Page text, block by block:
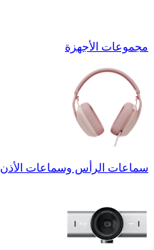
مجموعات الأجهزة
سماعات الرأس وسماعات الأذن